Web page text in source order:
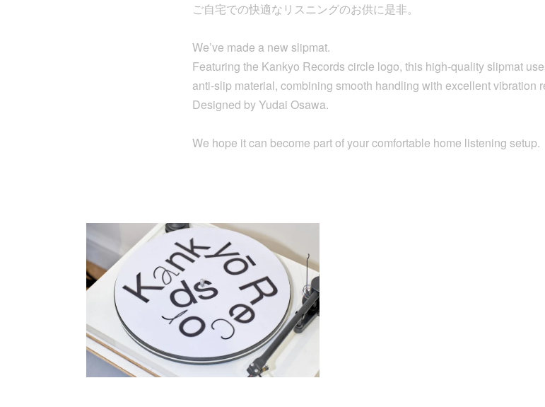
ご自宅での快適なリスニングのお供に是非。
We’ve made a new slipmat.
Featuring the Kankyo Records circle logo, this high-quality slipmat
anti-slip material, combining smooth handling with excellent vibration
Designed by Yudai Osawa.
We hope it can become part of your comfortable home listening setup.